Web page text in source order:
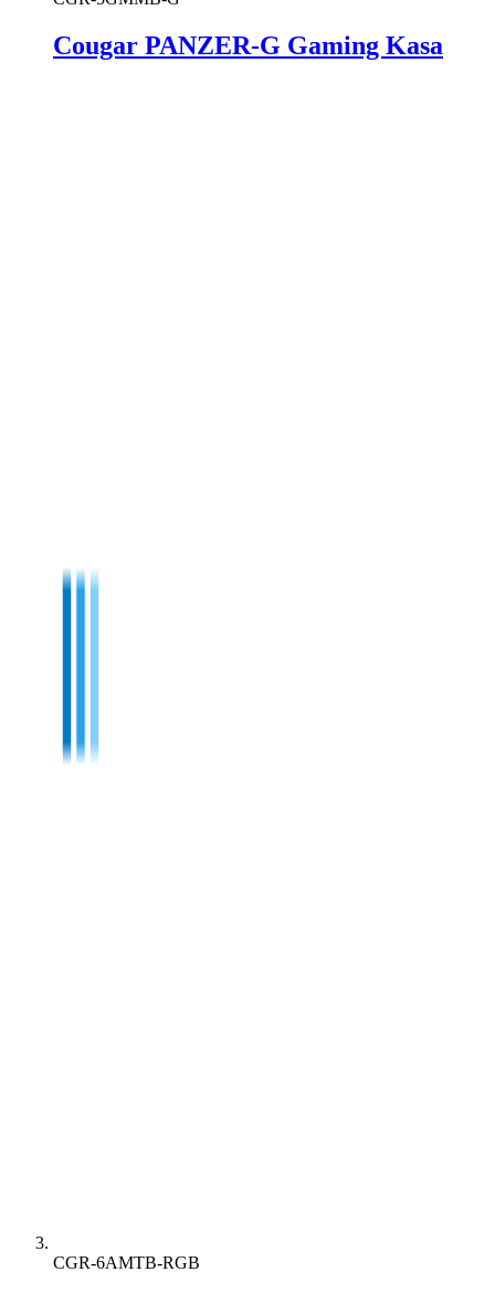
Cougar PANZER-G Gaming Kasa
CGR-6AMTB-RGB